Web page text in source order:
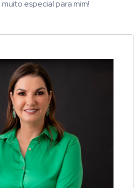
especial para mim!